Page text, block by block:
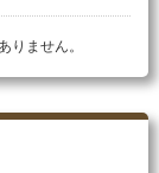
りません。